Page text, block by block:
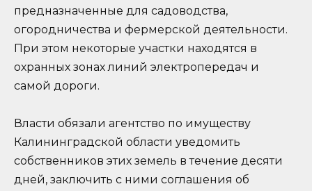
предназначенные для садоводства,
огородничества и фермерской деятельности.
При этом некоторые участки находятся в
охранных зонах линий электропередач и
самой дороги.
Власти обязали агентство по имуществу
Калининградской области уведомить
собственников этих земель в течение десяти
дней, заключить с ними соглашения об